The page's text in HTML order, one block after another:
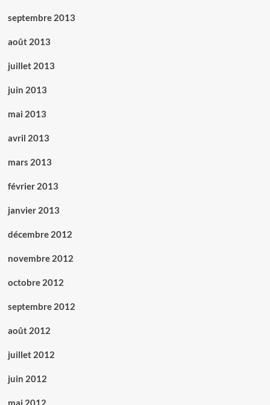
septembre 2013
août 2013
juillet 2013
juin 2013
mai 2013
avril 2013
mars 2013
février 2013
janvier 2013
décembre 2012
novembre 2012
octobre 2012
septembre 2012
août 2012
juillet 2012
juin 2012